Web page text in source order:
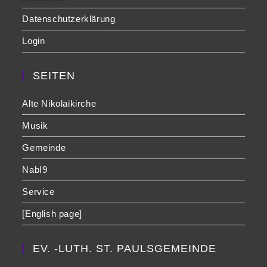
Datenschutzerklärung
Login
SEITEN
Alte Nikolaikirche
Musik
Gemeinde
NabI9
Service
[English page]
EV. -LUTH. ST. PAULSGEMEINDE